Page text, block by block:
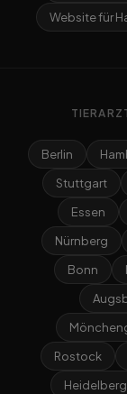
Website für
Berlin
Stuttgart
Essen
Nürnberg
Bonn
Rostock
Heidelberg